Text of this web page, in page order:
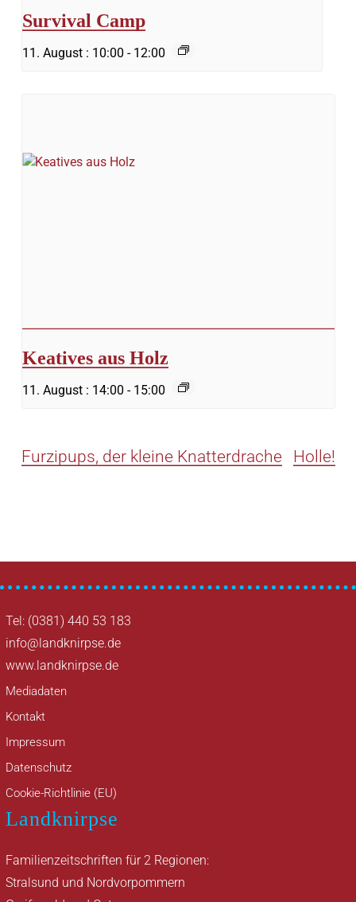
Survival Camp
11. August : 10:00 - 12:00
Keatives aus Holz
11. August : 14:00 - 15:00
Furzipups, der kleine Knatterdrache Holle!
Tel: (0381) 440 53 183
info@landknirpse.de
www.landknirpse.de
Mediadaten
Kontakt
Impressum
Datenschutz
Cookie-Richtlinie (EU)
Landknirpse
Familienzeitschriften für 2 Regionen:
Stralsund und Nordvorpommern